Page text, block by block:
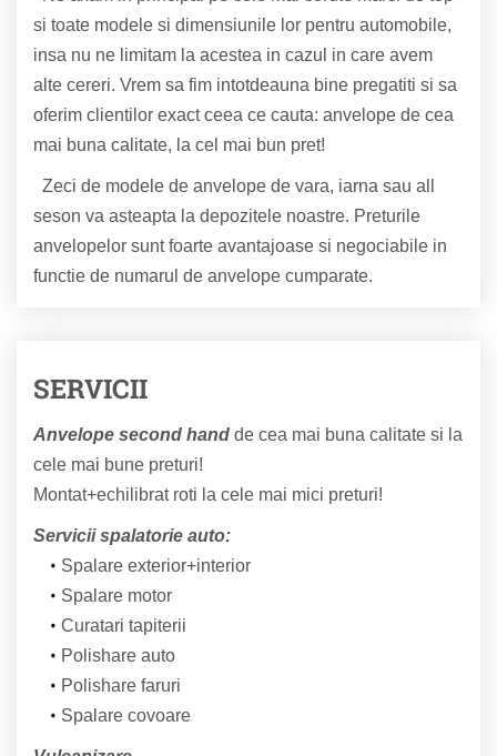
si toate modele si dimensiunile lor pentru automobile,
insa nu ne limitam la acestea in cazul in care avem
alte cereri. Vrem sa fim intotdeauna bine pregatiti si sa
oferim clientilor exact ceea ce cauta: anvelope de cea
mai buna calitate, la cel mai bun pret!
Zeci de modele de anvelope de vara, iarna sau all
seson va asteapta la depozitele noastre. Preturile
anvelopelor sunt foarte avantajoase si negociabile in
functie de numarul de anvelope cumparate.
SERVICII
Anvelope second hand de cea mai buna calitate si la
cele mai bune preturi!
Montat+echilibrat roti la cele mai mici preturi!
Servicii spalatorie auto:
Spalare exterior+interior
Spalare motor
Curatari tapiterii
Polishare auto
Polishare faruri
Spalare covoare